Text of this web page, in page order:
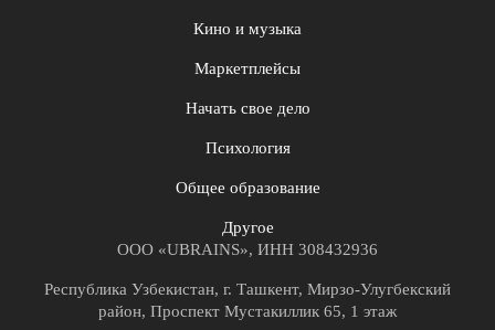
Кино и музыка
Маркетплейсы
Начать свое дело
Психология
Общее образование
Другое
ООО «UBRAINS», ИНН 308432936
Республика Узбекистан, г. Ташкент, Мирзо-Улугбекский
район, Проспект Мустакиллик 65, 1 этаж